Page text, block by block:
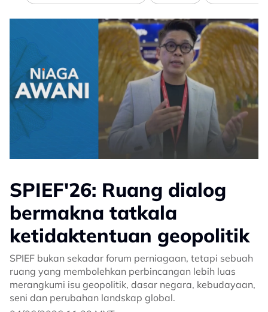
SPIEF'26: Ruang dialog
bermakna tatkala
ketidaktentuan geopolitik
SPIEF bukan sekadar forum perniagaan, tetapi sebuah
ruang yang membolehkan perbincangan lebih luas
merangkumi isu geopolitik, dasar negara, kebudayaan,
seni dan perubahan landskap global.